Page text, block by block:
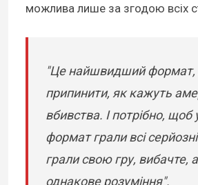
можлива лише за згодою всіх
"Це найшвидший формат,
припинити, як кажуть
вбивства. І потрібно, щоб
формат грали всі
грали свою гру, вибачте,
однакове розуміння".